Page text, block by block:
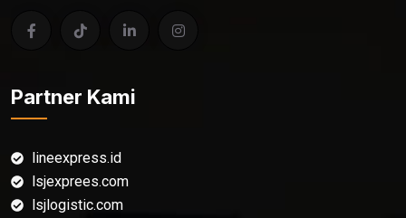
Partner Kami
lineexpress.id
lsjexprees.com
lsjlogistic.com